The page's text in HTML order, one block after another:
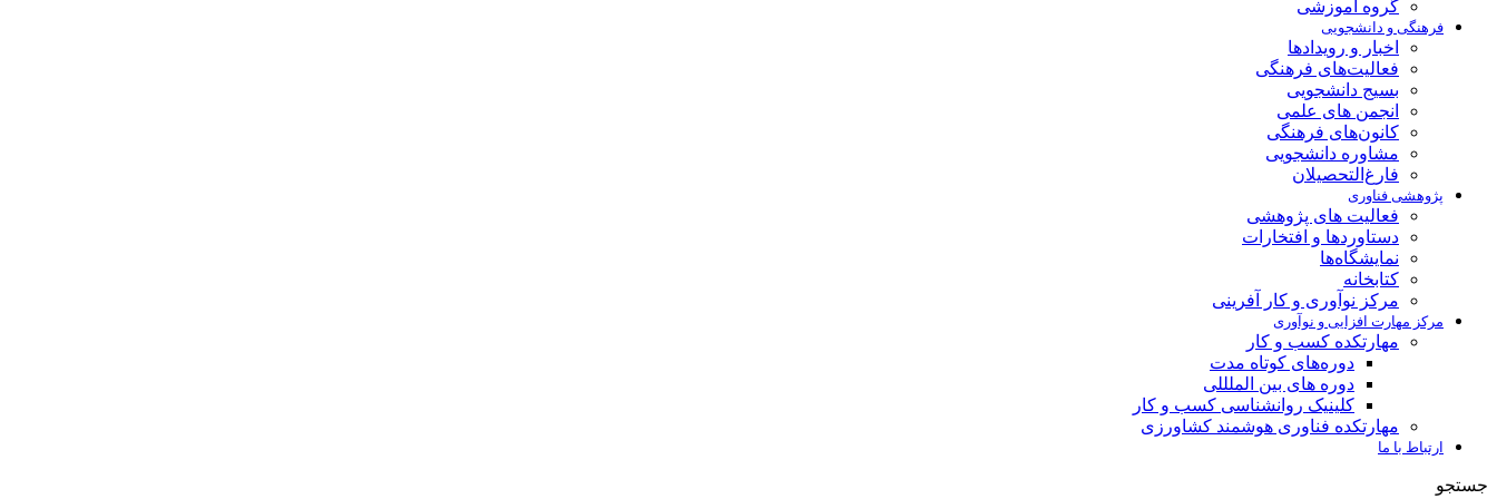
گروه آموزشی
فرهنگی و دانشجویی
اخبار و رویدادها
فعالیت‌های فرهنگی
بسیج دانشجویی
انجمن های علمی
کانون‌های فرهنگی
مشاوره دانشجویی
فارغ‌التحصیلان
پژوهشی فناوری
فعالیت های پژوهشی
دستاوردها و افتخارات
نمایشگاه‌ها
کتابخانه
مرکز نوآوری و کار آفرینی
مرکز مهارت افزایی و نوآوری
مهارتکده کسب و کار
دوره‌های کوتاه مدت
دوره های بین الملللی
کلینیک روانشناسی کسب و کار
مهارتکده فناوری هوشمند کشاورزی
ارتباط با ما
جستجو